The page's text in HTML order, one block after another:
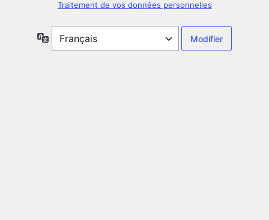
Traitement de vos données personnelles
Langue